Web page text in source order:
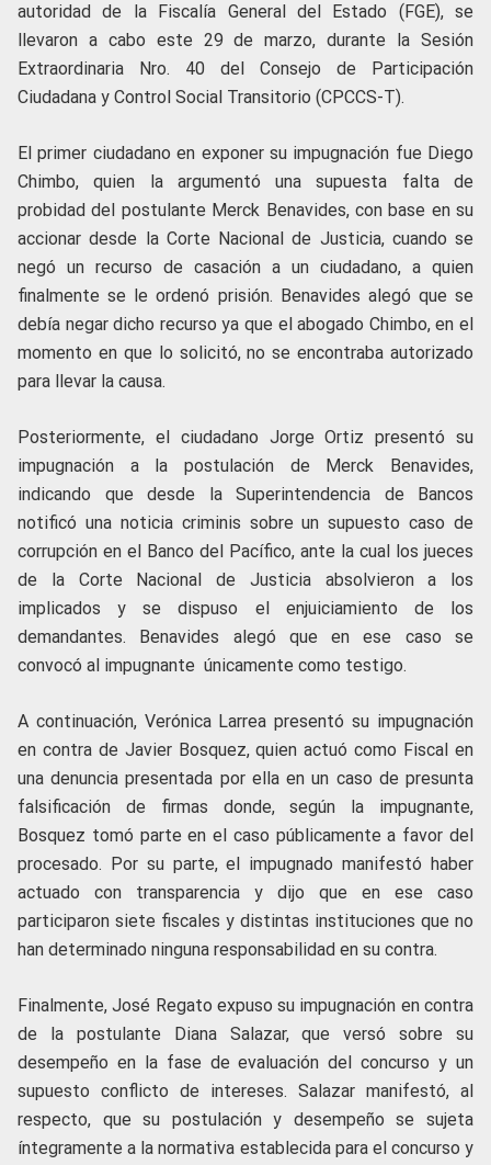
autoridad de la Fiscalía General del Estado (FGE), se
llevaron a cabo este 29 de marzo, durante la Sesión
Extraordinaria Nro. 40 del Consejo de Participación
Ciudadana y Control Social Transitorio (CPCCS-T).
El primer ciudadano en exponer su impugnación fue Diego
Chimbo, quien la argumentó una supuesta falta de
probidad del postulante Merck Benavides, con base en su
accionar desde la Corte Nacional de Justicia, cuando se
negó un recurso de casación a un ciudadano, a quien
finalmente se le ordenó prisión. Benavides alegó que se
debía negar dicho recurso ya que el abogado Chimbo, en el
momento en que lo solicitó, no se encontraba autorizado
para llevar la causa.
Posteriormente, el ciudadano Jorge Ortiz presentó su
impugnación a la postulación de Merck Benavides,
indicando que desde la Superintendencia de Bancos
notificó una noticia criminis sobre un supuesto caso de
corrupción en el Banco del Pacífico, ante la cual los jueces
de la Corte Nacional de Justicia absolvieron a los
implicados y se dispuso el enjuiciamiento de los
demandantes. Benavides alegó que en ese caso se
convocó al impugnante únicamente como testigo.
A continuación, Verónica Larrea presentó su impugnación
en contra de Javier Bosquez, quien actuó como Fiscal en
una denuncia presentada por ella en un caso de presunta
falsificación de firmas donde, según la impugnante,
Bosquez tomó parte en el caso públicamente a favor del
procesado. Por su parte, el impugnado manifestó haber
actuado con transparencia y dijo que en ese caso
participaron siete fiscales y distintas instituciones que no
han determinado ninguna responsabilidad en su contra.
Finalmente, José Regato expuso su impugnación en contra
de la postulante Diana Salazar, que versó sobre su
desempeño en la fase de evaluación del concurso y un
supuesto conflicto de intereses. Salazar manifestó, al
respecto, que su postulación y desempeño se sujeta
íntegramente a la normativa establecida para el concurso y